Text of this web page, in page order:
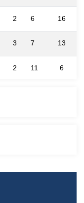
2 6 16
3 7 13
2 11 6